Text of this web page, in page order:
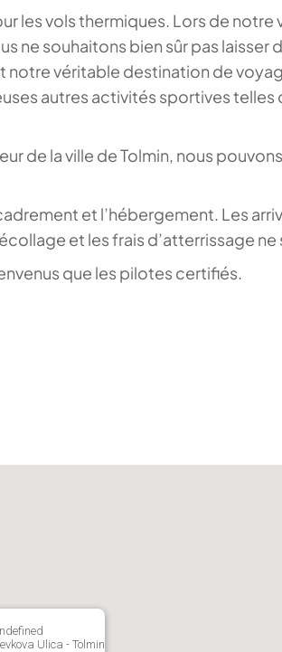
les vols thermiques. Lors de
ne souhaitons bien sûr pas
notre véritable destination de
autres activités sportives telles
de la ville de Tolmin, nous
et l’hébergement. Les
et les frais d’atterrissage ne
que les pilotes certifiés.
Ulica - Tolmin